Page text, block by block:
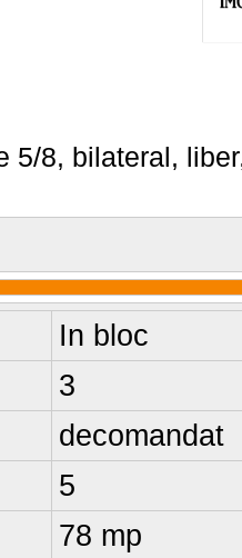
5/8, bilateral,
In bloc
3
decomandat
5
78 mp